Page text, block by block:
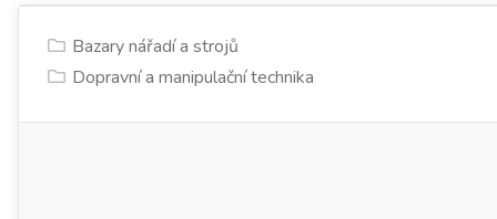
Bazary nářadí a strojů
Dopravní a manipulační technika